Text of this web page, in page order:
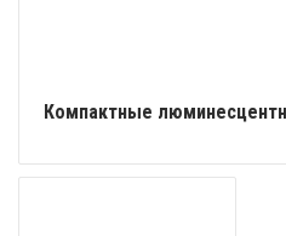
Компактные